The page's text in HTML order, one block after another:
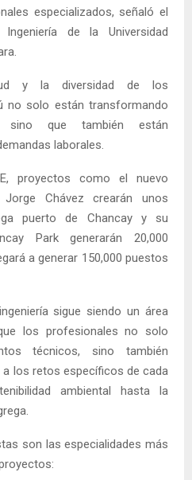
especializados, señaló el
de la Universidad
y la diversidad de los
no solo están transformando
sino que también están
laborales.
proyectos como el nuevo
Jorge Chávez crearán unos
puerto de Chancay y su
Park generarán 20,000
a generar 150,000 puestos
sigue siendo un área
los profesionales no solo
técnicos, sino también
a los retos específicos de cada
ambiental hasta la
son las especialidades más